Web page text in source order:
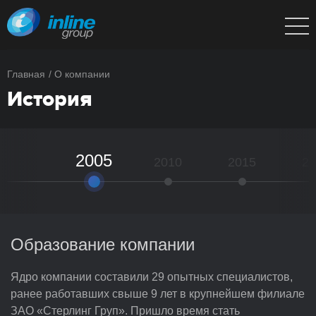
Главная О компании
История
2005
Образование компании
Ядро компании составили 29 опытных специалистов,
ранее работавших свыше 9 лет в крупнейшем филиале
ЗАО «Стерлинг Груп». Пришло время стать
Подведение первых итогов работы — рост доходов
за прошедшие годы в 10 раз, численности в 2 раза,
реализация крупного проекта внедрения
Повышение квалификации 80% персонала за счет
подготовки и международной сертификации
специалистов
Успешное завершение зарубежных контрактов
по созданию информационных систем управления